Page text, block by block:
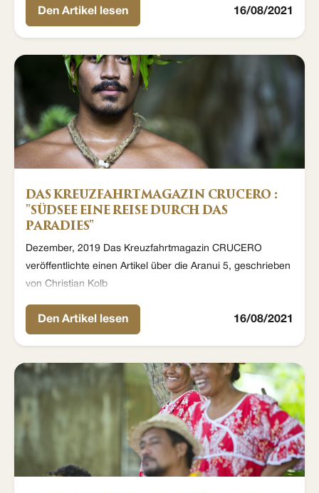
Den Artikel lesen 16/08/2021
DAS KREUZFAHRTMAGAZIN CRUCERO :
"SÜDSEE EINE REISE DURCH DAS
PARADIES"
Dezember, 2019 Das Kreuzfahrtmagazin CRUCERO
veröffentlichte einen Artikel über die Aranui 5, geschrieben
von Christian Kolb
Den Artikel lesen 16/08/2021